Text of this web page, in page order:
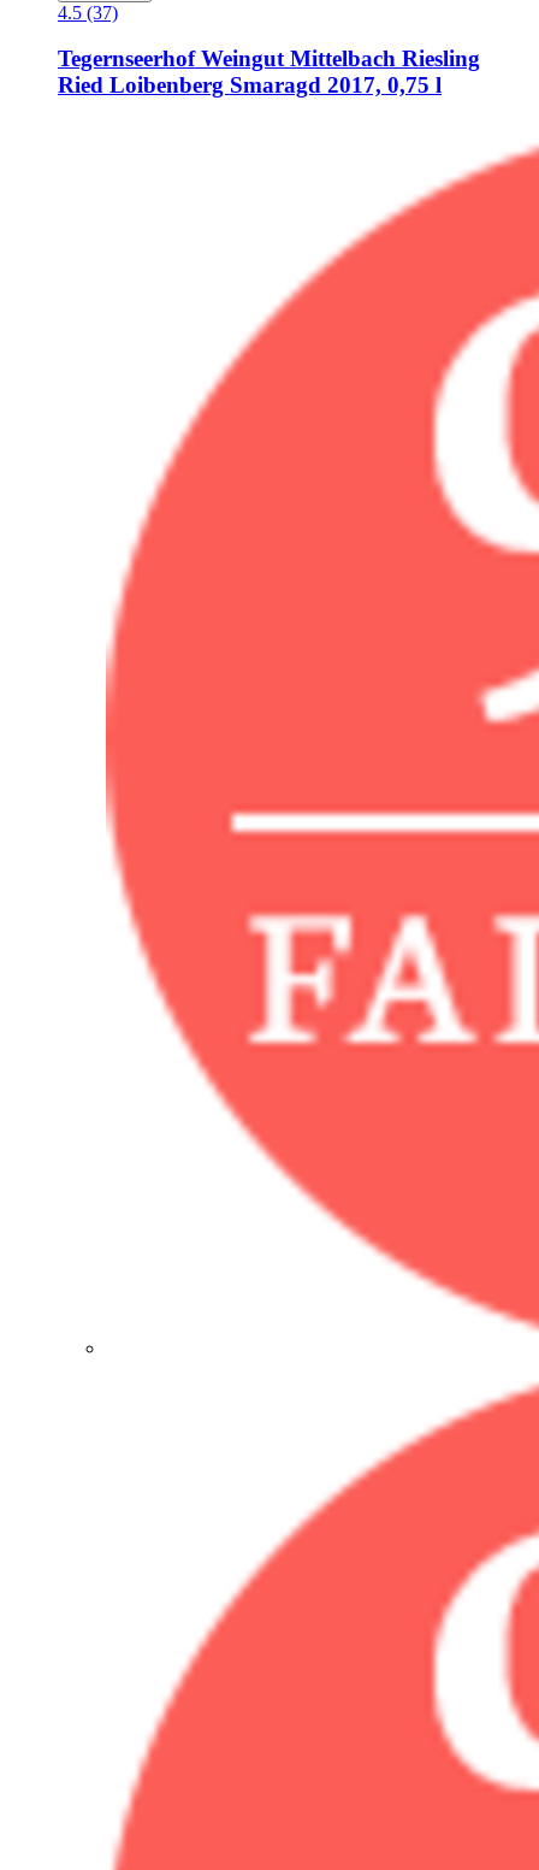
4.5 (37)
Tegernseerhof Weingut Mittelbach Riesling
Ried Loibenberg Smaragd 2017, 0,75 l